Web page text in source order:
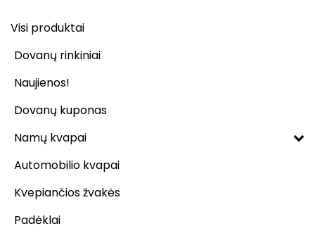
Visi produktai
Dovanų rinkiniai
Naujienos!
Dovanų kuponas
Namų kvapai
Automobilio kvapai
Kvepiančios žvakės
Padėklai